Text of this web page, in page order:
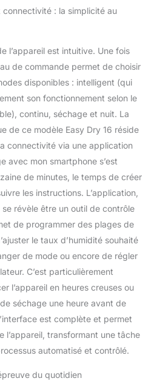
tel que votre salon,
ou sous-sol. DEUX ANS
Comfee souhaite vous
de deux ans pour
vendus. Important:
optimale, il est
de nettoyer le filtre de
directement sur la
de l’appareil.
connectivité : la simplicité au
l’appareil est intuitive. Une fois
de commande permet de choisir
disponibles : intelligent (qui
son fonctionnement selon le
continu, séchage et nuit. La
de ce modèle Easy Dry 16 réside
connectivité via une application
avec mon smartphone s’est
de minutes, le temps de créer
les instructions. L’application,
se révèle être un outil de contrôle
de programmer des plages de
le taux d’humidité souhaité
de mode ou encore de régler
C’est particulièrement
l’appareil en heures creuses ou
séchage une heure avant de
est complète et permet
l’appareil, transformant une tâche
automatisé et contrôlé.
du quotidien